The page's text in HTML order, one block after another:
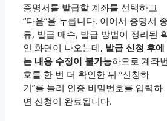
증명서를 발급할 계좌를 선택하고
“다음”을 누릅니다. 이어서 증명서 종
류, 발급 매수, 발급 방법이 정리된
인 화면이 나오는데, 발급 신청 후에
는 내용 수정이 불가능하므로 계좌번
호를 한 번 더 확인한 뒤 “신청하
기”를 눌러 인증 비밀번호를 입력하
면 신청이 완료됩니다.